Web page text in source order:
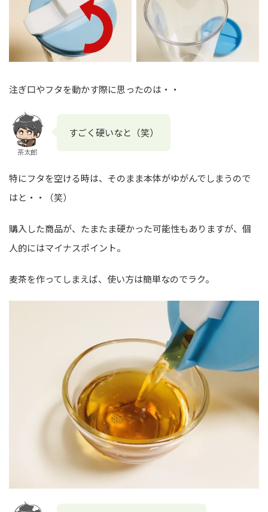
注ぎ口やフタを動かす際に思ったのは・・
茶太郎
すごく硬いなと（笑）
特にフタを空ける時は、そのまま本体がゆがんでしまうので
はと・・（笑）
購入した商品が、たまたま硬かった可能性もありますが、個
人的にはマイナスポイント。
麦茶を作ってしまえば、使い方は簡単なのでラク。